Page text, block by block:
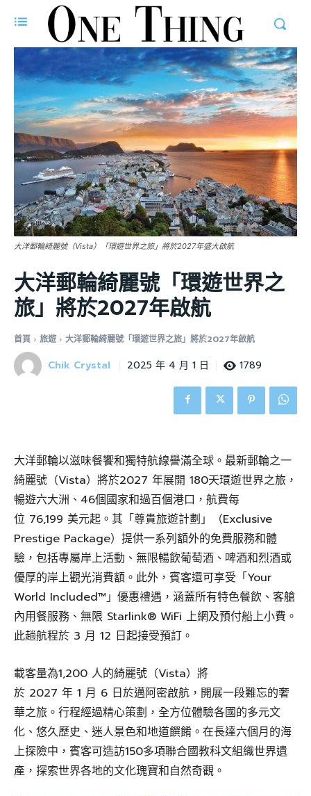
大洋郵輪綺麗號（Vista）「環遊世界之旅」將於2027年盛大啟航
大洋郵輪綺麗號「環遊世界之
旅」將於2027年啟航
首頁 旅遊 大洋郵輪綺麗號「環遊世界之旅」將於2027年啟航
Chik Crystal 2025 年 4 月 1 日 1789
大洋郵輪以滋味餐饗和獨特航線譽滿全球。最新郵輪之一
綺麗號（Vista）將於2027 年展開 180天環遊世界之旅，
暢遊六大洲、46個國家和過百個港口，航費每
位 76,199 美元起。其「尊貴旅遊計劃」（Exclusive
Prestige Package）提供一系列額外的免費服務和體
驗，包括專屬岸上活動、無限暢飲葡萄酒、啤酒和烈酒或
優厚的岸上觀光消費額。此外，賓客還可享受「Your
World Included™」優惠禮遇，涵蓋所有特色餐飲、客艙
內用餐服務、無限 Starlink® WiFi 上網及預付船上小費。
此趟航程於 3 月 12 日起接受預訂。
載客量為1,200 人的綺麗號（Vista）將
於 2027 年 1 月 6 日於邁阿密啟航，開展一段難忘的奢
華之旅。行程經過精心策劃，全方位體驗各國的多元文
化、悠久歷史、迷人景色和地道饌餚。在長達六個月的海
上探險中，賓客可造訪150多項聯合國教科文組織世界遺
產，探索世界各地的文化瑰寶和自然奇觀。